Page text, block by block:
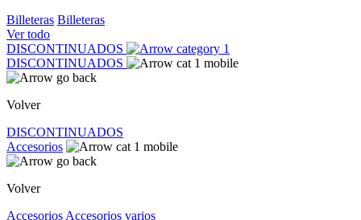
Billeteras Billeteras
Ver todo
DISCONTINUADOS
DISCONTINUADOS
Volver
DISCONTINUADOS
Accesorios
Volver
Accesorios Accesorios varios